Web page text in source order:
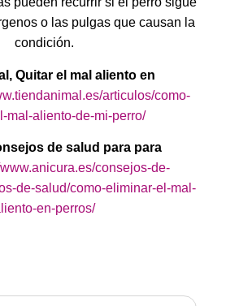
o las pulgas que causan la
condición.
Quitar el mal aliento en
articulos/como-
mal-aliento-de-mi-perro/
de salud para para
consejos-de-
de-salud/como-eliminar-el-mal-
en-perros/